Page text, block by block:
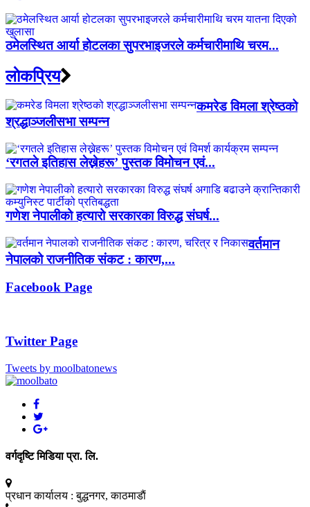
ठमेलस्थित आर्या होटलका सुपरभाइजरले कर्मचारीमाथि चरम...
लाेकप्रिय
कमरेड विमला श्रेष्ठको
श्रद्धाञ्जलीसभा सम्पन्न
‘रगतले इतिहास लेख्नेहरू’ पुस्तक विमोचन एवं...
गणेश नेपालीको हत्यारो सरकारका विरुद्ध संघर्ष...
वर्तमान
नेपालको राजनीतिक संकट : कारण,...
Facebook Page
Twitter Page
Tweets by moolbatonews
वर्गदृष्टि मिडिया प्रा. लि.
प्रधान कार्यालय : बुद्धनगर, काठमाडाैं